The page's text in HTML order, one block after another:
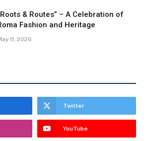
& Routes” – A Celebration of
Fashion and Heritage
11, 2026
Twitter
YouTube